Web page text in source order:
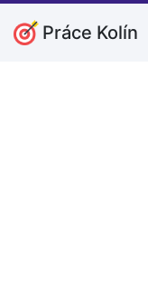
Práce Kolín